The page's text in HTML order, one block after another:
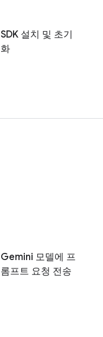
SDK 설치 및 초기
화
Gemini 모델에 프
롬프트 요청 전송